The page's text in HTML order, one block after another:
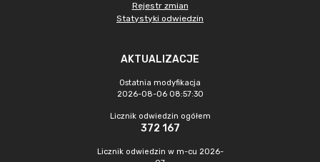
Rejestr zmian
Statystyki odwiedzin
AKTUALIZACJE
Ostatnia modyfikacja
2026-08-06 08:57:30
Licznik odwiedzin ogółem
372 167
Licznik odwiedzin w m-cu 2026-